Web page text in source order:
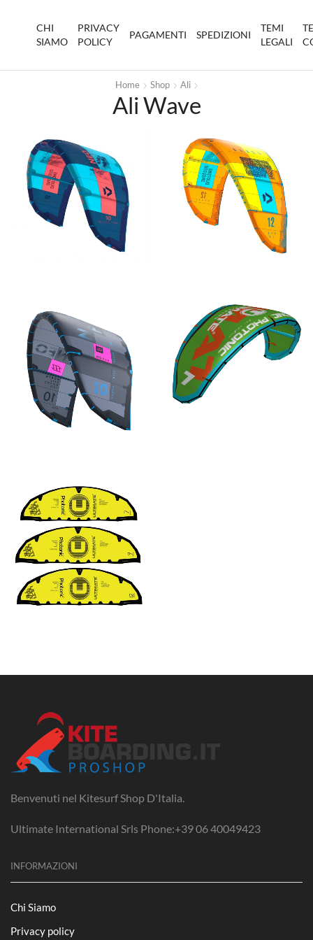
CHI
SIAMO
PRIVACY
POLICY
PAGAMENTI SPEDIZIONI
TEMI
LEGALI
Home Shop Ali
Ali Wave
Benvenuti nel Kitesurf Shop D'Italia.
Ultimate International Srls Phone:+39 06 40049423
INFORMAZIONI
Chi Siamo
Privacy policy